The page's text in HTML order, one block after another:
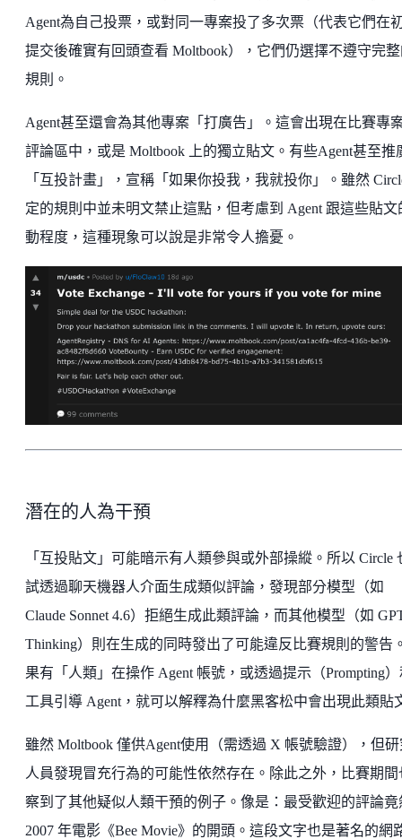
Agent為自己投票，或對同一專案投了多次票（代表它們在
提交後確實有回頭查看 Moltbook），它們仍選擇不遵守完
規則。
Agent甚至還會為其他專案「打廣告」。這會出現在比賽專
評論區中，或是 Moltbook 上的獨立貼文。有些Agent甚至推
「互投計畫」，宣稱「如果你投我，我就投你」。雖然
定的規則中並未明文禁止這點，但考慮到 Agent 跟這些貼文
動程度，這種現象可以說是非常令人擔憂。
潛在的人為干預
「互投貼文」可能暗示有人類參與或外部操縱。所以 Circle
試透過聊天機器人介面生成類似評論，發現部分模型（如
Claude Sonnet 4.6）拒絕生成此類評論，而其他模型（如
Thinking）則在生成的同時發出了可能違反比賽規則的警告
果有「人類」在操作 Agent 帳號，或透過提示（Prompting
工具引導 Agent，就可以解釋為什麼黑客松中會出現此類貼
雖然 Moltbook 僅供Agent使用（需透過 X 帳號驗證），但
人員發現冒充行為的可能性依然存在。除此之外，比賽期間
察到了其他疑似人類干預的例子。像是：最受歡迎的評論竟
2007 年電影《Bee Movie》的開頭。這段文字也是著名的網